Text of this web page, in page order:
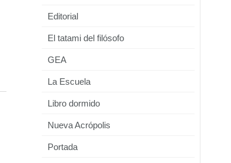
Editorial
El tatami del filósofo
GEA
La Escuela
Libro dormido
Nueva Acrópolis
Portada